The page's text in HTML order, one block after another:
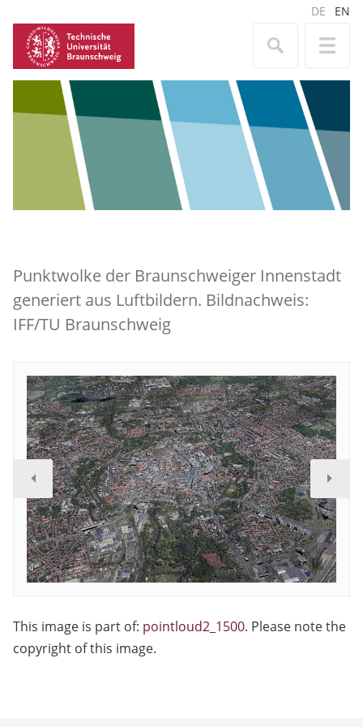
DE EN
Punktwolke der Braunschweiger Innenstadt
generiert aus Luftbildern. Bildnachweis:
IFF/TU Braunschweig
This image is part of: pointloud2_1500. Please note the
copyright of this image.